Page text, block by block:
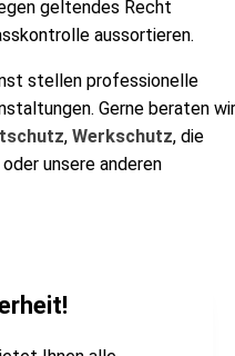
geltendes Recht
aussortieren.
stellen professionelle
Gerne beraten wir
, Werkschutz, die
oder unsere anderen